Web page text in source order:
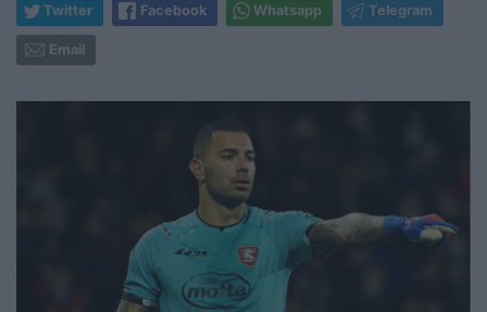
Twitter Facebook Whatsapp Telegram
Email